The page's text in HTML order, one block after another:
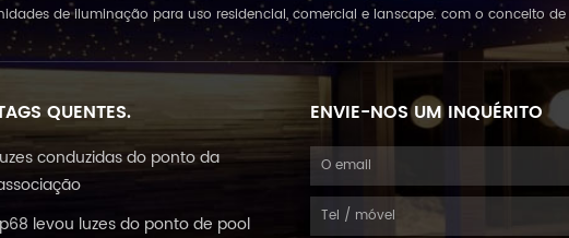
de iluminação para uso residencial, comercial e lanscape. com o conceito
de tudo", combinando e...
QUENTES.
conduzidas do ponto da
levou luzes do ponto de pool
ENVIE-NOS UM INQUÉRITO